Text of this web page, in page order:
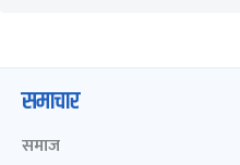
समाचार
समाज